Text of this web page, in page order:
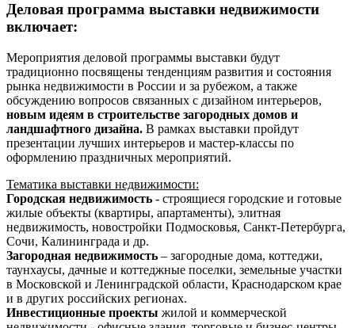
Деловая программа выставки недвижимости
включает:
Мероприятия деловой программы выставки будут
традиционно посвящены тенденциям развития и состояния
рынка недвижимости в России и за рубежом, а также
обсуждению вопросов связанных с дизайном интерьеров,
новым идеям в строительстве загородных домов и
ландшафтного дизайна. В рамках выставки пройдут
презентации лучших интерьеров и мастер-классы по
оформлению праздничных мероприятий.
Тематика выставки недвижимости:
Городская недвижимость - строящиеся городские и готовые
жилые объекты (квартиры, апартаменты), элитная
недвижимость, новостройки Подмосковья, Санкт-Петербурга,
Сочи, Калининграда и др.
Загородная недвижимость – загородные дома, коттеджи,
таунхаусы, дачные и коттеджные поселки, земельные участки
в Московской и Ленинградской области, Краснодарском крае
и в других российских регионах.
Инвестиционные проекты жилой и коммерческой